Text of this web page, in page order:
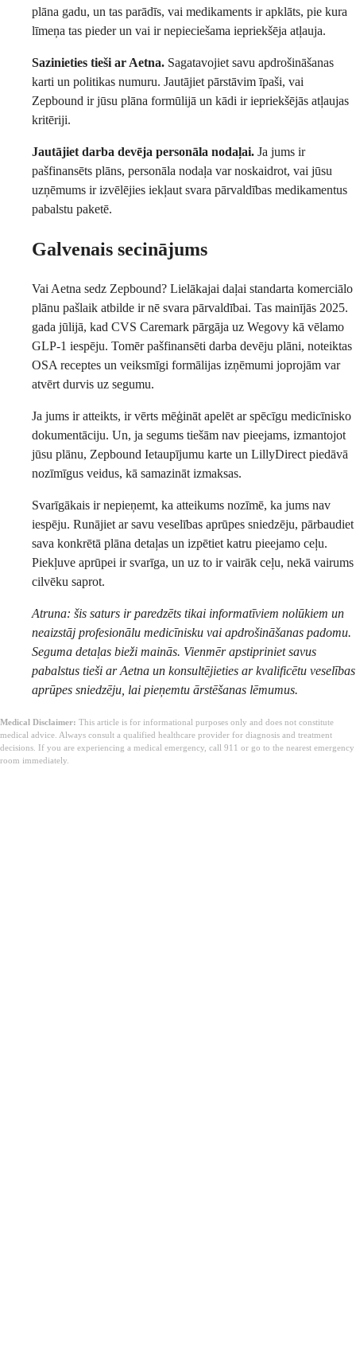
plāna gadu, un tas parādīs, vai medikaments ir apklāts, pie kura
līmeņa tas pieder un vai ir nepieciešama iepriekšēja atļauja.
Sazinieties tieši ar Aetna. Sagatavojiet savu apdrošināšanas
karti un politikas numuru. Jautājiet pārstāvim īpaši, vai
Zepbound ir jūsu plāna formūlijā un kādi ir iepriekšējās atļaujas
kritēriji.
Jautājiet darba devēja personāla nodaļai. Ja jums ir
pašfinansēts plāns, personāla nodaļa var noskaidrot, vai jūsu
uzņēmums ir izvēlējies iekļaut svara pārvaldības medikamentus
pabalstu paketē.
Galvenais secinājums
Vai Aetna sedz Zepbound? Lielākajai daļai standarta komerciālo
plānu pašlaik atbilde ir nē svara pārvaldībai. Tas mainījās 2025.
gada jūlijā, kad CVS Caremark pārgāja uz Wegovy kā vēlamo
GLP-1 iespēju. Tomēr pašfinansēti darba devēju plāni, noteiktas
OSA receptes un veiksmīgi formālijas izņēmumi joprojām var
atvērt durvis uz segumu.
Ja jums ir atteikts, ir vērts mēģināt apelēt ar spēcīgu medicīnisko
dokumentāciju. Un, ja segums tiešām nav pieejams, izmantojot
jūsu plānu, Zepbound Ietaupījumu karte un LillyDirect piedāvā
nozīmīgus veidus, kā samazināt izmaksas.
Svarīgākais ir nepieņemt, ka atteikums nozīmē, ka jums nav
iespēju. Runājiet ar savu veselības aprūpes sniedzēju, pārbaudiet
sava konkrētā plāna detaļas un izpētiet katru pieejamo ceļu.
Piekļuve aprūpei ir svarīga, un uz to ir vairāk ceļu, nekā vairums
cilvēku saprot.
Atruna: šis saturs ir paredzēts tikai informatīviem nolūkiem un
neaizstāj profesionālu medicīnisku vai apdrošināšanas padomu.
Seguma detaļas bieži mainās. Vienmēr apstipriniet savus
pabalstus tieši ar Aetna un konsultējieties ar kvalificētu veselības
aprūpes sniedzēju, lai pieņemtu ārstēšanas lēmumus.
Medical Disclaimer: This article is for informational purposes only and does not constitute
medical advice. Always consult a qualified healthcare provider for diagnosis and treatment
decisions. If you are experiencing a medical emergency, call 911 or go to the nearest emergency
room immediately.